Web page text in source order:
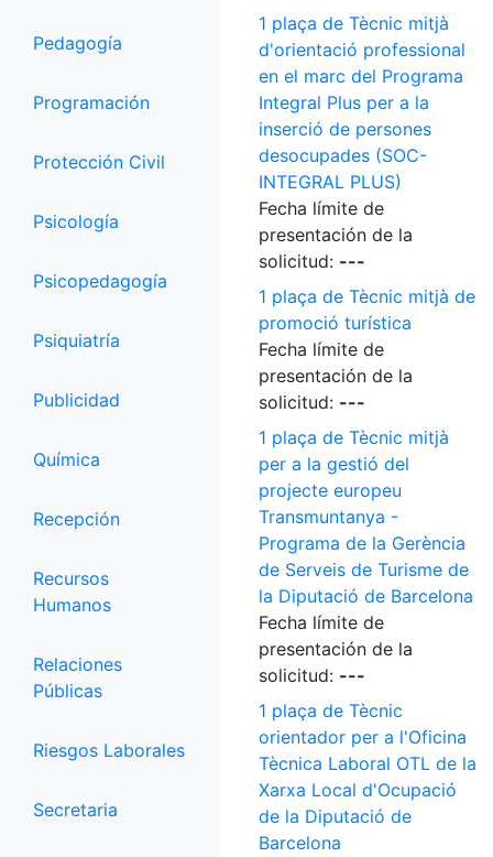
Pedagogía
Programación
Protección Civil
Psicología
Psicopedagogía
Psiquiatría
Publicidad
Química
Recepción
Recursos
Humanos
Relaciones
Públicas
Riesgos Laborales
Secretaria
1 plaça de Tècnic mitjà
d'orientació professional
en el marc del Programa
Integral Plus per a la
inserció de persones
desocupades (SOC-
INTEGRAL PLUS)
Fecha límite de
presentación de la
solicitud: ---
1 plaça de Tècnic mitjà de
promoció turística
Fecha límite de
presentación de la
solicitud: ---
1 plaça de Tècnic mitjà
per a la gestió del
projecte europeu
Transmuntanya -
Programa de la Gerència
de Serveis de Turisme de
la Diputació de Barcelona
Fecha límite de
presentación de la
solicitud: ---
1 plaça de Tècnic
orientador per a l'Oficina
Tècnica Laboral OTL de la
Xarxa Local d'Ocupació
de la Diputació de
Barcelona